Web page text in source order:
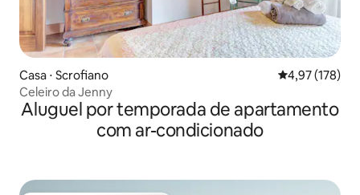
Casa ⋅ Scrofiano 4,97 de uma
4,97 (178)
Celeiro da Jenny
Aluguel por temporada de apartamento
com ar-condicionado